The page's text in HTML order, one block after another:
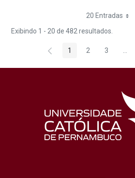
20 Entradas
Exibindo 1 - 20 de 482 resultados.
Página
1 Página
2 Página
3